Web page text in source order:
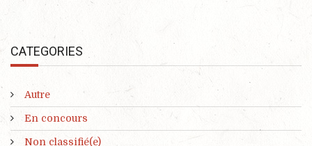
CATEGORIES
Autre
En concours
Non classifié(e)